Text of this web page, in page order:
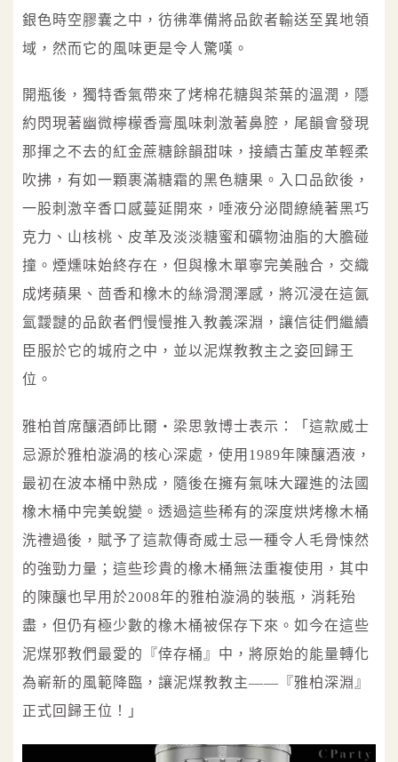
銀色時空膠囊之中，彷彿準備將品飲者輸送至異地領
域，然而它的風味更是令人驚嘆。
開瓶後，獨特香氣帶來了烤棉花糖與茶葉的溫潤，隱
約閃現著幽微檸檬香膏風味刺激著鼻腔，尾韻會發現
那揮之不去的紅金蔗糖餘韻甜味，接續古董皮革輕柔
吹拂，有如一顆裹滿糖霜的黑色糖果。入口品飲後，
一股刺激辛香口感蔓延開來，唾液分泌間繚繞著黑巧
克力、山核桃、皮革及淡淡糖蜜和礦物油脂的大膽碰
撞。煙燻味始終存在，但與橡木單寧完美融合，交織
成烤蘋果、茴香和橡木的絲滑潤澤感，將沉浸在這氤
氳靉靆的品飲者們慢慢推入教義深淵，讓信徒們繼續
臣服於它的城府之中，並以泥煤教教主之姿回歸王
位。
雅柏首席釀酒師比爾‧梁思敦博士表示：「這款威士
忌源於雅柏漩渦的核心深處，使用1989年陳釀酒液，
最初在波本桶中熟成，隨後在擁有氣味大躍進的法國
橡木桶中完美蛻變。透過這些稀有的深度烘烤橡木桶
洗禮過後，賦予了這款傳奇威士忌一種令人毛骨悚然
的強勁力量；這些珍貴的橡木桶無法重複使用，其中
的陳釀也早用於2008年的雅柏漩渦的裝瓶，消耗殆
盡，但仍有極少數的橡木桶被保存下來。如今在這些
泥煤邪教們最愛的『倖存桶』中，將原始的能量轉化
為嶄新的風範降臨，讓泥煤教教主——『雅柏深淵』
正式回歸王位！」